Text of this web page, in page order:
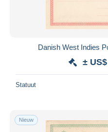
Danish West Indies
±
Statuut
Nieuw